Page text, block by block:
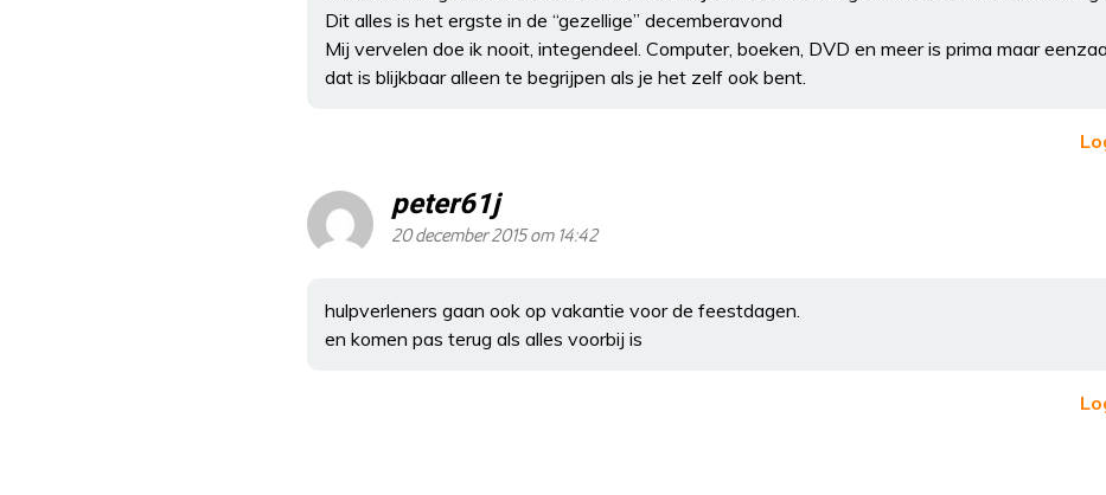
Dit alles is het ergste in de “gezellige” decemberavond
Mij vervelen doe ik nooit, integendeel. Computer, boeken, DVD en meer is prima maar
dat is blijkbaar alleen te begrijpen als je het zelf ook bent.
peter61j
20 december 2015 om 14:42
hulpverleners gaan ook op vakantie voor de feestdagen.
en komen pas terug als alles voorbij is